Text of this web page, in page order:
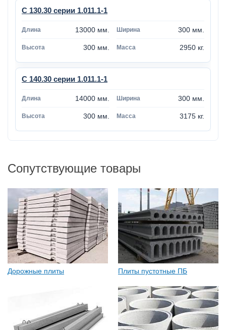
С 130.30 серии 1.011.1-1
13000 мм. 300 мм.
300 мм. 2950 кг.
С 140.30 серии 1.011.1-1
14000 мм. 300 мм.
300 мм. 3175 кг.
Сопутствующие товары
Дорожные плиты Плиты пустотные ПБ